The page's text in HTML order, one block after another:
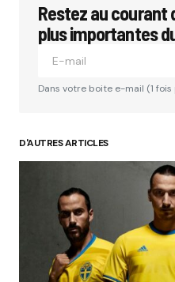
Votre adresse e-mail
champs obligatoires
Your E-mail
Submit Comment
Restez au courant
plus importantes
Dans votre boite e-mail (1 fois
D'AUTRES ARTICLES